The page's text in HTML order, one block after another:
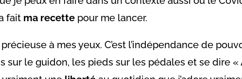
fait ma recette pour me lancer.
à mes yeux. C’est l’indépendance de
sur le guidon, les pieds sur les pédales et se dire «